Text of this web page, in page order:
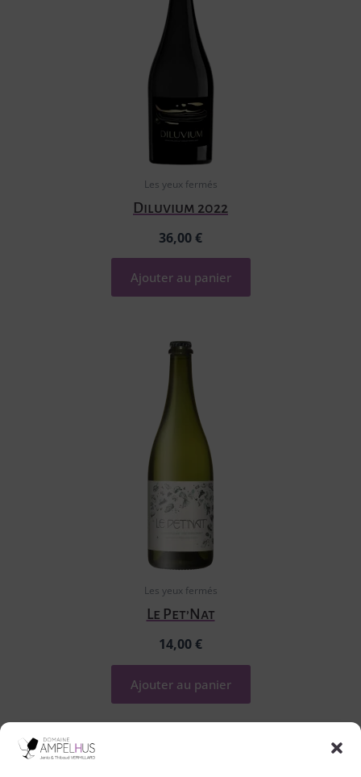
Les yeux fermés
Diluvium 2022
36,00€
Ajouter au panier
Les yeux fermés
Le Pet’Nat
14,00€
Ajouter au panier